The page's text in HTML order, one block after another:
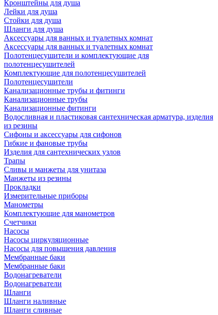
Кронштейны для душа
Лейки для душа
Стойки для душа
Шланги для душа
Аксессуары для ванных и туалетных комнат
Аксессуары для ванных и туалетных комнат
Полотенцесушители и комплектующие для
полотенцесушителей
Комплектующие для полотенцесушителей
Полотенцесушители
Канализационные трубы и фитинги
Канализационные трубы
Канализационные фитинги
Водосливная и пластиковая сантехническая арматура, изделия
из резины
Сифоны и аксессуары для сифонов
Гибкие и фановые трубы
Изделия для сантехнических узлов
Трапы
Сливы и манжеты для унитаза
Манжеты из резины
Прокладки
Измерительные приборы
Манометры
Комплектующие для манометров
Счетчики
Насосы
Насосы циркуляционные
Насосы для повышения давления
Мембранные баки
Мембранные баки
Водонагреватели
Водонагреватели
Шланги
Шланги наливные
Шланги сливные